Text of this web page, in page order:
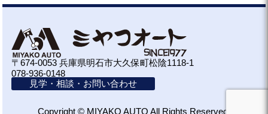
〒674-0053 兵庫県明石市大久保町松陰1118-1
078-936-0148
見学・相談・お問い合わせ
Copyright © MIYAKO AUTO All Rights Reserved.